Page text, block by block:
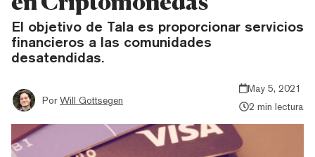
El objetivo de Tala es proporcionar servicios
financieros a las comunidades
desatendidas.
Por Will Gottsegen
May 5, 2021
2 min lectura